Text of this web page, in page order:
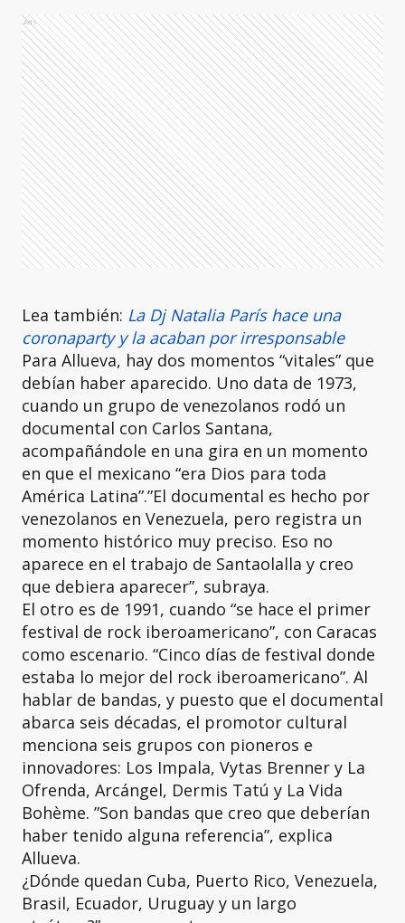
Ads
Lea también: La Dj Natalia París hace una
coronaparty y la acaban por irresponsable
Para Allueva, hay dos momentos “vitales” que
debían haber aparecido. Uno data de 1973,
cuando un grupo de venezolanos rodó un
documental con Carlos Santana,
acompañándole en una gira en un momento
en que el mexicano “era Dios para toda
América Latina”.”El documental es hecho por
venezolanos en Venezuela, pero registra un
momento histórico muy preciso. Eso no
aparece en el trabajo de Santaolalla y creo
que debiera aparecer”, subraya.
El otro es de 1991, cuando “se hace el primer
festival de rock iberoamericano”, con Caracas
como escenario. “Cinco días de festival donde
estaba lo mejor del rock iberoamericano”. Al
hablar de bandas, y puesto que el documental
abarca seis décadas, el promotor cultural
menciona seis grupos con pioneros e
innovadores: Los Impala, Vytas Brenner y La
Ofrenda, Arcángel, Dermis Tatú y La Vida
Bohème. ”Son bandas que creo que deberían
haber tenido alguna referencia”, explica
Allueva.
¿Dónde quedan Cuba, Puerto Rico, Venezuela,
Brasil, Ecuador, Uruguay y un largo